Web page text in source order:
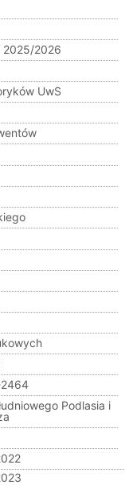
2025/2026
UwS
Podlasia i